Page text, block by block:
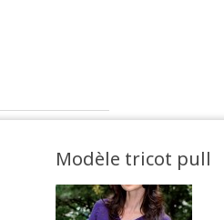
Modèle tricot pull